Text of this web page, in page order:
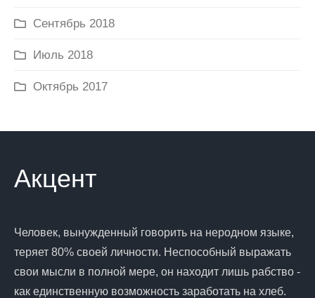
Сентябрь 2018
Июль 2018
Октябрь 2017
Акцент
Человек, вынужденный говорить на неродном языке,
теряет 80% своей личности. Неспособный выражать
свои мысли в полной мере, он находит лишь рабство -
как единственную возможность заработать на хлеб.